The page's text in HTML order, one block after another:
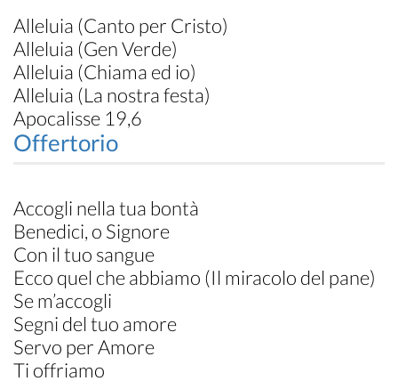
Alleluia (Canto per Cristo)
Alleluia (Gen Verde)
Alleluia (Chiama ed io)
Alleluia (La nostra festa)
Apocalisse 19,6
Offertorio
Accogli nella tua bontà
Benedici, o Signore
Con il tuo sangue
Ecco quel che abbiamo (Il miracolo del pane)
Se m’accogli
Segni del tuo amore
Servo per Amore
Ti offriamo